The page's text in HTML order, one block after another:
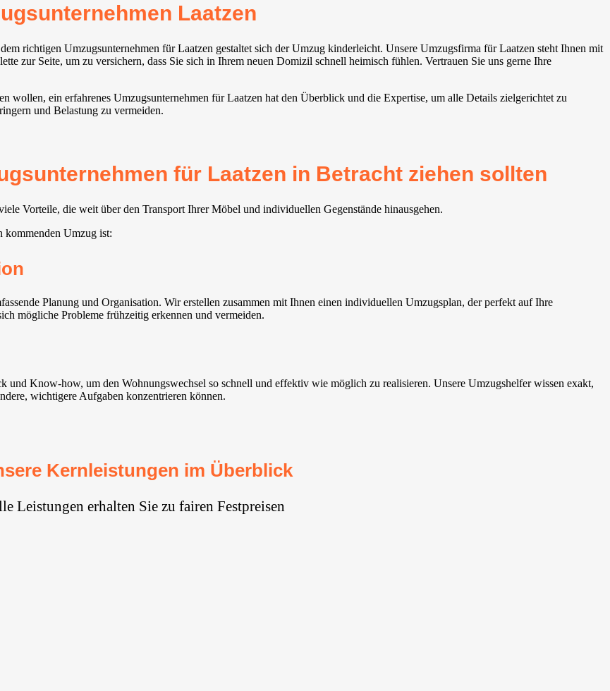
Laatzen
richtigen Umzugsunternehmen für Laatzen gestaltet sich der Umzug kinderleicht. Unsere Umzugsfirma für Laatzen steht Ihnen mit
zur Seite, um zu versichern, dass Sie sich in Ihrem neuen Domizil schnell heimisch fühlen. Vertrauen Sie uns gerne Ihre
wollen, ein erfahrenes Umzugsunternehmen für Laatzen hat den Überblick und die Expertise, um alle Details zielgerichtet zu
und Belastung zu vermeiden.
für Laatzen in Betracht ziehen sollten
Vorteile, die weit über den Transport Ihrer Möbel und individuellen Gegenstände hinausgehen.
kommenden Umzug ist:
Planung und Organisation. Wir erstellen zusammen mit Ihnen einen individuellen Umzugsplan, der perfekt auf Ihre
mögliche Probleme frühzeitig erkennen und vermeiden.
und Know-how, um den Wohnungswechsel so schnell und effektiv wie möglich zu realisieren. Unsere Umzugshelfer wissen exakt,
wichtigere Aufgaben konzentrieren können.
Kernleistungen im Überblick
Leistungen erhalten Sie zu fairen Festpreisen